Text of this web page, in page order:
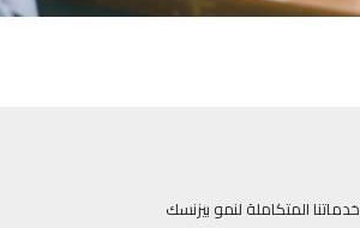
خدماتنا المتكاملة لنمو بيزنسك